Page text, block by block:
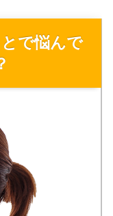
で悩んで